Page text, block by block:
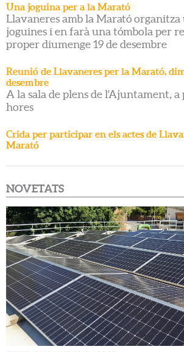
Una joguina per a la Marató
Llavaneres amb la Marató
joguines i en farà una tómbola per
proper diumenge 19 de desembre
Reunió de Llavaneres per la Marató,
desembre
A la sala de plens de l'Ajuntament,
hores
Crida per participar en els actes de
Marató
NOVETATS